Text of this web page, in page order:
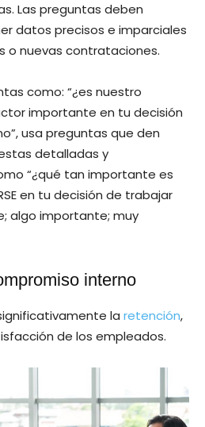
Las preguntas deben
datos precisos e imparciales
o nuevas contrataciones.
como: “¿es nuestro
importante en tu decisión
usa preguntas que den
detalladas y
“¿qué tan importante es
en tu decisión de trabajar
algo importante; muy
interno
la retención,
de los empleados.